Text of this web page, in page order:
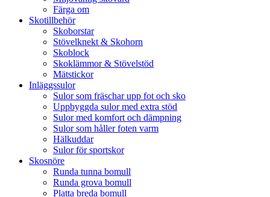
Färga om
Skotillbehör
Skoborstar
Stövelknekt & Skohorn
Skoblock
Skoklämmor & Stövelstöd
Mätstickor
Inläggssulor
Sulor som fräschar upp fot och sko
Uppbyggda sulor med extra stöd
Sulor med komfort och dämpning
Sulor som håller foten varm
Hälkuddar
Sulor för sportskor
Skosnöre
Runda tunna bomull
Runda grova bomull
Platta breda bomull